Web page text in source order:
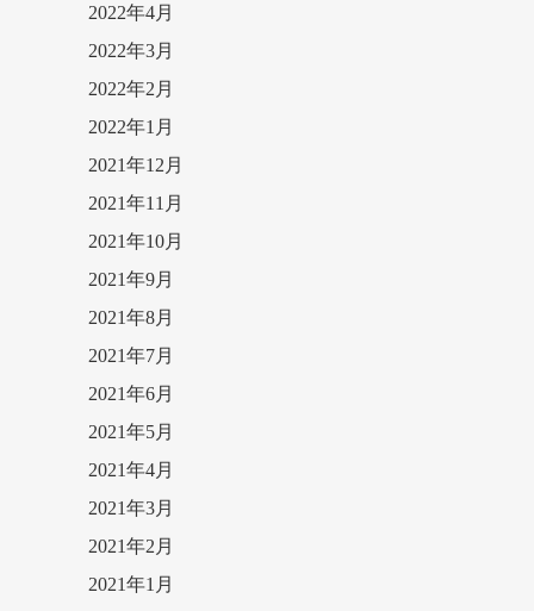
2022年4月
2022年3月
2022年2月
2022年1月
2021年12月
2021年11月
2021年10月
2021年9月
2021年8月
2021年7月
2021年6月
2021年5月
2021年4月
2021年3月
2021年2月
2021年1月